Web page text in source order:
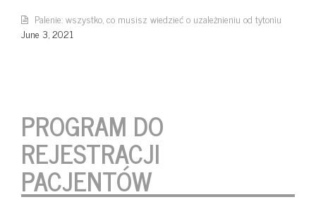
Palenie: wszystko, co musisz wiedzieć o uzależnieniu od tytoniu
June 3, 2021
PROGRAM DO
REJESTRACJI
PACJENTÓW